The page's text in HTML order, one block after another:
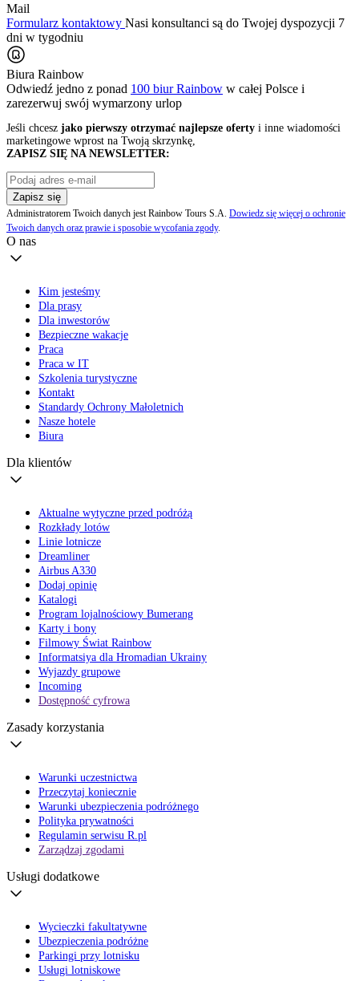
Mail
Formularz kontaktowy Nasi konsultanci są do Twojej dyspozycji 7
dni w tygodniu
Biura Rainbow
Odwiedź jedno z ponad 100 biur Rainbow w całej Polsce i
zarezerwuj swój wymarzony urlop
Jeśli chcesz jako pierwszy otrzymać najlepsze oferty i inne wiadomości
marketingowe wprost na Twoją skrzynkę,
ZAPISZ SIĘ NA NEWSLETTER:
Zapisz się
Administratorem Twoich danych jest Rainbow Tours S.A. Dowiedz się więcej o ochronie
Twoich danych oraz prawie i sposobie wycofania zgody.
O nas
Kim jesteśmy
Dla prasy
Dla inwestorów
Bezpieczne wakacje
Praca
Praca w IT
Szkolenia turystyczne
Kontakt
Standardy Ochrony Małoletnich
Nasze hotele
Biura
Dla klientów
Aktualne wytyczne przed podróżą
Rozkłady lotów
Linie lotnicze
Dreamliner
Airbus A330
Dodaj opinię
Katalogi
Program lojalnościowy Bumerang
Karty i bony
Filmowy Świat Rainbow
Informatsiya dla Hromadian Ukrainy
Wyjazdy grupowe
Incoming
Dostępność cyfrowa
Zasady korzystania
Warunki uczestnictwa
Przeczytaj koniecznie
Warunki ubezpieczenia podróżnego
Polityka prywatności
Regulamin serwisu R.pl
Zarządzaj zgodami
Usługi dodatkowe
Wycieczki fakultatywne
Ubezpieczenia podróżne
Parkingi przy lotnisku
Usługi lotniskowe